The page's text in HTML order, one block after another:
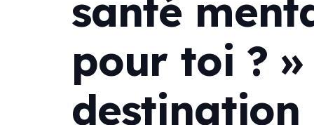
santé
pour toi ?
destination